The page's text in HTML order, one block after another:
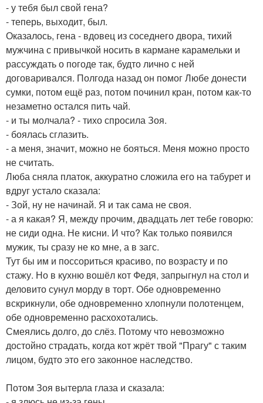
- у тебя был свой гена?
- теперь, выходит, был.
Оказалось, гена - вдовец из соседнего двора, тихий
мужчина с привычкой носить в кармане карамельки и
рассуждать о погоде так, будто лично с ней
договаривался. Полгода назад он помог Любе донести
сумки, потом ещё раз, потом починил кран, потом как-то
незаметно остался пить чай.
- и ты молчала? - тихо спросила Зоя.
- боялась сглазить.
- а меня, значит, можно не бояться. Меня можно просто
не считать.
Люба сняла платок, аккуратно сложила его на табурет и
вдруг устало сказала:
- Зой, ну не начинай. Я и так сама не своя.
- а я какая? Я, между прочим, двадцать лет тебе говорю:
не сиди одна. Не кисни. И что? Как только появился
мужик, ты сразу не ко мне, а в загс.
Тут бы им и поссориться красиво, по возрасту и по
стажу. Но в кухню вошёл кот Федя, запрыгнул на стол и
деловито сунул морду в торт. Обе одновременно
вскрикнули, обе одновременно хлопнули полотенцем,
обе одновременно расхохотались.
Смеялись долго, до слёз. Потому что невозможно
достойно страдать, когда кот жрёт твой "Прагу" с таким
лицом, будто это его законное наследство.
Потом Зоя вытерла глаза и сказала: